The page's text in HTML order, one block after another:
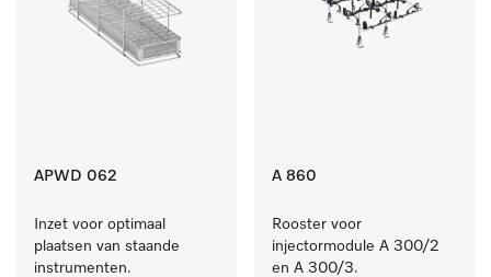
APWD 062
Inzet voor optimaal
plaatsen van staande
instrumenten.
A 860
Rooster voor
injectormodule A 300/2
en A 300/3.